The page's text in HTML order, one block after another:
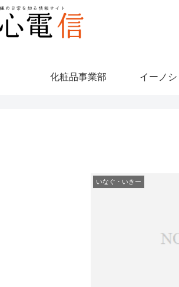
化粧品事業部 イーノ
いなぐ・いきー